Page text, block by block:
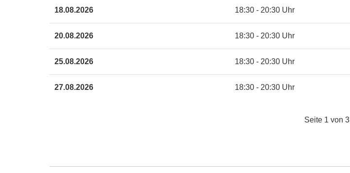
18.08.2026 18:30 - 20:30 Uhr
20.08.2026 18:30 - 20:30 Uhr
25.08.2026 18:30 - 20:30 Uhr
27.08.2026 18:30 - 20:30 Uhr
Seite 1 von 3